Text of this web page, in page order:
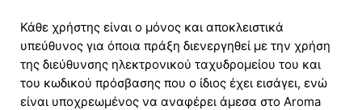
Κάθε χρήστης είναι ο μόνος και αποκλειστικά
υπεύθυνος για όποια πράξη διενεργηθεί με την χρήση
της διεύθυνσης ηλεκτρονικού ταχυδρομείου του και
του κωδικού πρόσβασης που ο ίδιος έχει εισάγει, ενώ
είναι υποχρεωμένος να αναφέρει άμεσα στο Aroma